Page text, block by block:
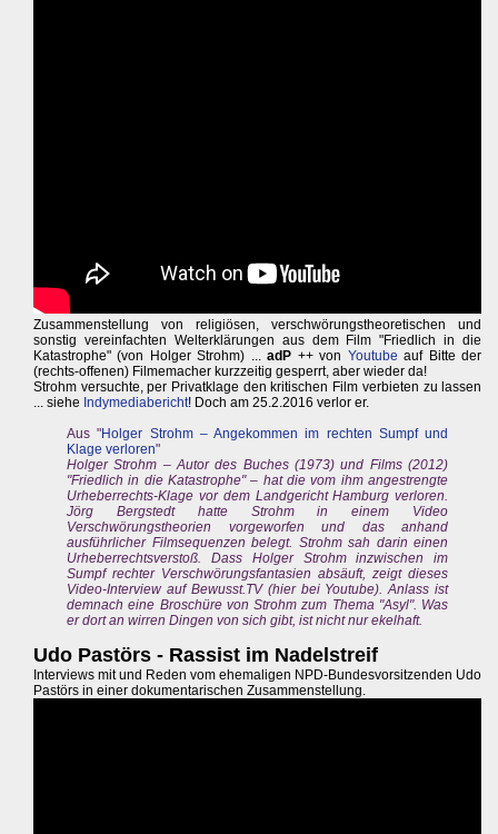
Zusammenstellung von religiösen, verschwörungstheoretischen und
sonstig vereinfachten Welterklärungen aus dem Film "Friedlich in die
Katastrophe" (von Holger Strohm) ...adP ++ von Youtube auf Bitte der
(rechts-offenen) Filmemacher kurzzeitig gesperrt, aber wieder da!
Strohm versuchte, per Privatklage den kritischen Film verbieten zu lassen
... siehe Indymediabericht! Doch am 25.2.2016 verlor er.
Aus "Holger Strohm – Angekommen im rechten Sumpf und
Klage verloren"
Holger Strohm – Autor des Buches (1973) und Films (2012)
"Friedlich in die Katastrophe" – hat die vom ihm angestrengte
Urheberrechts-Klage vor dem Landgericht Hamburg verloren.
Jörg Bergstedt hatte Strohm in einem Video
Verschwörungstheorien vorgeworfen und das anhand
ausführlicher Filmsequenzen belegt. Strohm sah darin einen
Urheberrechtsverstoß. Dass Holger Strohm inzwischen im
Sumpf rechter Verschwörungsfantasien absäuft, zeigt dieses
Video-Interview auf Bewusst.TV (hier bei Youtube). Anlass ist
demnach eine Broschüre von Strohm zum Thema "Asyl". Was
er dort an wirren Dingen von sich gibt, ist nicht nur ekelhaft.
Udo Pastörs - Rassist im Nadelstreif
Interviews mit und Reden vom ehemaligen NPD-Bundesvorsitzenden Udo
Pastörs in einer dokumentarischen Zusammenstellung.